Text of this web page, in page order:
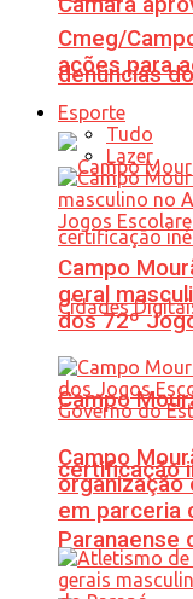
denúncias
Campo
certificação
Paranaense
Cmeg/
ações para
Esporte
Tudo
Lazer
Campo
geral
dos 72º
Campo
organização
em parceria